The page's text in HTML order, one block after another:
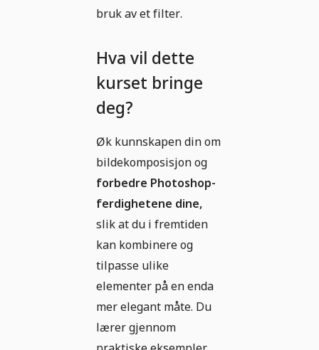
bruk av et filter.
Hva vil dette
kurset bringe
deg?
Øk kunnskapen din om
bildekomposisjon og
forbedre Photoshop-
ferdighetene dine,
slik at du i fremtiden
kan kombinere og
tilpasse ulike
elementer på en enda
mer elegant måte. Du
lærer gjennom